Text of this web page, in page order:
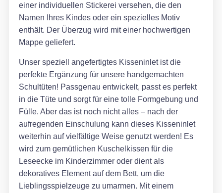
einer individuellen Stickerei versehen, die den
Namen Ihres Kindes oder ein spezielles Motiv
enthält. Der Überzug wird mit einer hochwertigen
Mappe geliefert.
Unser speziell angefertigtes Kisseninlet ist die
perfekte Ergänzung für unsere handgemachten
Schultüten! Passgenau entwickelt, passt es perfekt
in die Tüte und sorgt für eine tolle Formgebung und
Fülle. Aber das ist noch nicht alles – nach der
aufregenden Einschulung kann dieses Kisseninlet
weiterhin auf vielfältige Weise genutzt werden! Es
wird zum gemütlichen Kuschelkissen für die
Leseecke im Kinderzimmer oder dient als
dekoratives Element auf dem Bett, um die
Lieblingsspielzeuge zu umarmen. Mit einem